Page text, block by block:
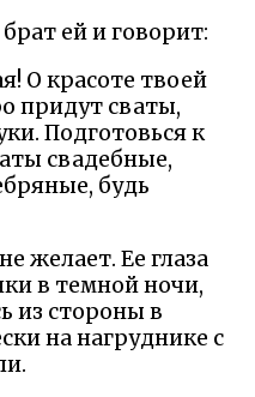
ей и говорит:
О красоте твоей
придут сваты,
Подготовься к
свадебные,
будь
желает. Ее глаза
в темной ночи,
из стороны в
на нагруднике с